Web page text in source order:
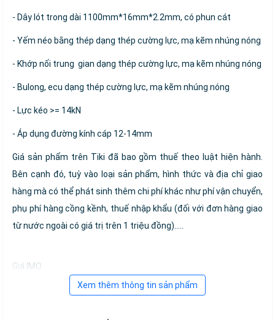
- Dây lót trong dài 1100mm*16mm*2.2mm, có phun cát
- Yếm néo bằng thép dạng thép cường lực, mạ kẽm nhúng nóng
- Khớp nối trung gian dạng thép cường lực, mạ kẽm nhúng nóng
- Bulong, ecu dạng thép cường lực, mạ kẽm nhúng nóng
- Lực kéo >= 14kN
- Áp dụng đường kính cáp 12-14mm
Giá sản phẩm trên Tiki đã bao gồm thuế theo luật hiện hành.
Bên cạnh đó, tuỳ vào loại sản phẩm, hình thức và địa chỉ giao
hàng mà có thể phát sinh thêm chi phí khác như phí vận chuyển,
phụ phí hàng cồng kềnh, thuế nhập khẩu (đối với đơn hàng giao
từ nước ngoài có giá trị trên 1 triệu đồng).....
Giá IMO
Xem thêm thông tin sản phẩm